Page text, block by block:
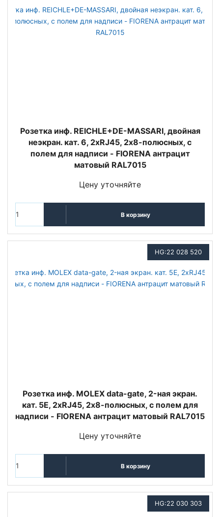
Розетка инф. REICHLE+DE-MASSARI, двойная
неэкран. кат. 6, 2хRJ45, 2х8-полюсных, с
полем для надписи - FIORENA антрацит
матовый RAL7015
Цену уточняйте
В корзину
HG:22 028 520
Розетка инф. MOLEX data-gate, 2-ная экран.
кат. 5E, 2хRJ45, 2х8-полюсных, с полем для
надписи - FIORENA антрацит матовый RAL7015
Цену уточняйте
В корзину
HG:22 030 303